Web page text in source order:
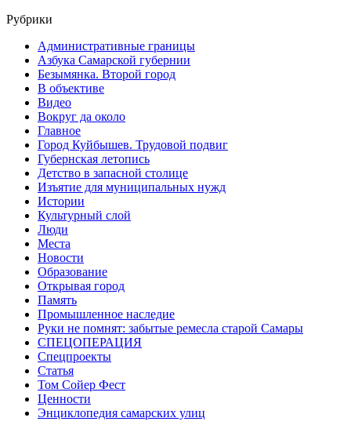
Рубрики
Административные границы
Азбука Самарской губернии
Безымянка. Второй город
В объективе
Видео
Вокруг да около
Главное
Город Куйбышев. Трудовой подвиг
Губернская летопись
Детство в запасной столице
Изъятие для муниципальных нужд
Истории
Культурный слой
Люди
Места
Новости
Образование
Открывая город
Память
Промышленное наследие
Руки не помнят: забытые ремесла старой Самары
СПЕЦОПЕРАЦИЯ
Спецпроекты
Статья
Том Сойер Фест
Ценности
Энциклопедия самарских улиц